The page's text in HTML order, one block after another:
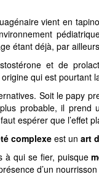
vient en
étant déjà, par
et de
qui est pourtant
Soit le papy
probable, il prend
espérer que l’effet
complexe est un art
à qui se fier, puisque
d’un